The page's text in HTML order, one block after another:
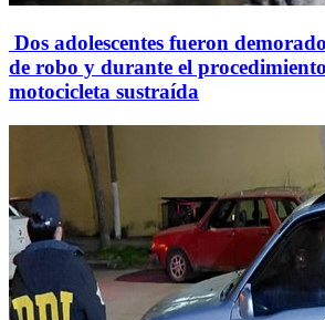
Dos adolescentes fueron
de robo y durante el
motocicleta sustraída